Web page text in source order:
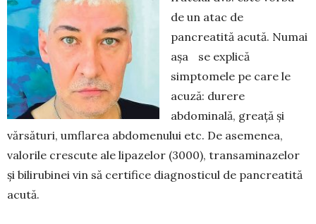
de un atac de
pancreatită acută. Numai
așa se explică
simptomele pe care le
acuză: durere
abdominală, greață și
vărsături, umflarea abdomenului etc. De asemenea,
valorile crescute ale lipazelor (3000), transaminazelor
și bilirubinei vin să certifice diagnos­ticul de pancreatită
acută.